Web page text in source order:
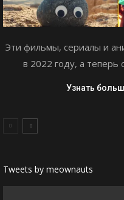
Эти фильмы, сериалы и
в 2022 году, а теперь
Узнать
Tweets by meownauts